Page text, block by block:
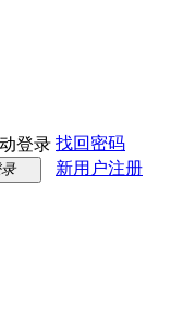
登录 找回密码
新用户注册